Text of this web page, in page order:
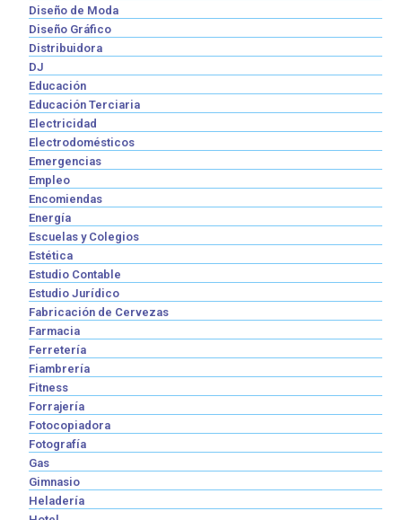
Diseño de Moda
Diseño Gráfico
Distribuidora
DJ
Educación
Educación Terciaria
Electricidad
Electrodomésticos
Emergencias
Empleo
Encomiendas
Energía
Escuelas y Colegios
Estética
Estudio Contable
Estudio Jurídico
Fabricación de Cervezas
Farmacia
Ferretería
Fiambrería
Fitness
Forrajería
Fotocopiadora
Fotografía
Gas
Gimnasio
Heladería